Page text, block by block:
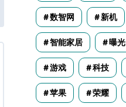
数智网 新机
智能家居 曝光
游戏 科技
苹果 荣耀